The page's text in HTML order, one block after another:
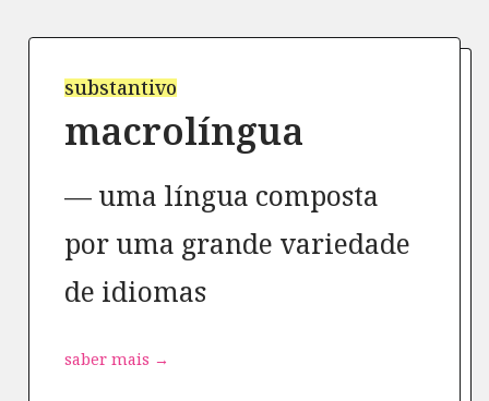
substantivo
macrolíngua
uma língua composta
por uma grande variedade
de idiomas
saber mais →